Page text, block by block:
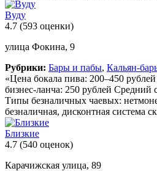
Вуду
4.7 (593 оценки)
улица Фокина, 9
Рубрики: Бары и пабы, Кальян-
«Цена бокала пива: 200–450
бизнес-ланча: 250 рублей Средний
Типы безналичных чаевых:
безналичная, дисконтная система
Близкие
4.7 (540 оценок)
Карачижская улица, 89